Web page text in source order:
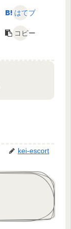
はてブ
コピー
kei-escort